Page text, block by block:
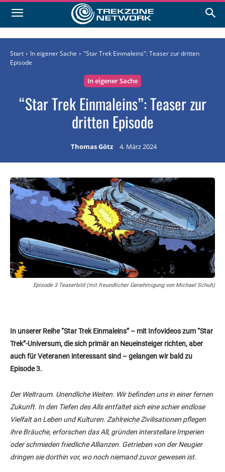
Start In eigener Sache
"Star Trek Einmaleins": Teaser zur dritten
Episode
In eigener Sache
“Star Trek Einmaleins”: Teaser zur
dritten Episode
Thomas Götz 4. März 2024
Episode 3 Teaserbild (mit freundlicher Genehmigung von Michael Schuh)
In unserer Reihe “Star Trek Einmaleins” – mit Infovideos zum “Star
Trek”-Universum,die sich primär an Neueinsteiger richten, aber
auch für Veteranen interessant sind – gelangen wir bald zu
Episode 3.
Der Weltraum. Unendliche Weiten. Wir befinden uns in einer fernen
Zukunft. In den Tiefen des Alls entfaltet sich eine schier endlose
Vielfalt an Leben und Kulturen. Zahlreiche Zivilisationen pflegen
ihre Bräuche, erforschen das All, gründen interstellare Imperien
oder schmieden friedliche Allianzen. Getrieben von der Neugier
dringen sie dorthin vor, wo noch niemand zuvor gewesen ist.